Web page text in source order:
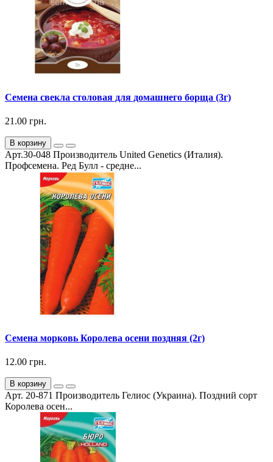
Семена свекла столовая для домашнего борща (3г)
21.00 грн.
В корзину
Арт.30-048 Производитель United Genetics (Италия).
Профсемена. Ред Булл - средне...
Семена морковь Королева осени поздняя (2г)
12.00 грн.
В корзину
Арт. 20-871 Производитель Гелиос (Украина). Поздний сорт
Королева осен...